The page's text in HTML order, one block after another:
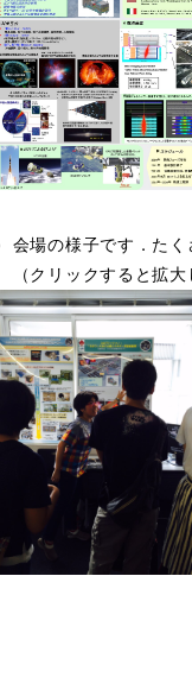
会場の様子です．た
（クリックすると拡